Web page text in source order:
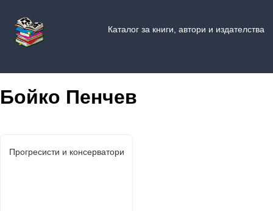
Каталог за книги, автори и издателства
Бойко Пенчев
Прогресисти и консерватори